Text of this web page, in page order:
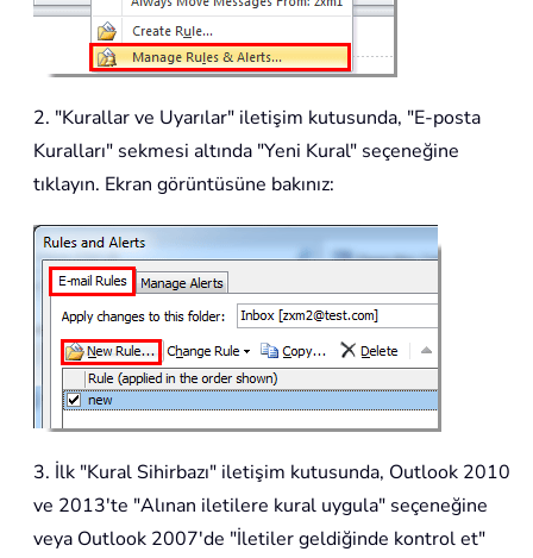
2. "Kurallar ve Uyarılar" iletişim kutusunda, "E-posta
Kuralları" sekmesi altında "Yeni Kural" seçeneğine
tıklayın. Ekran görüntüsüne bakınız:
3. İlk "Kural Sihirbazı" iletişim kutusunda, Outlook 2010
ve 2013'te "Alınan iletilere kural uygula" seçeneğine
veya Outlook 2007'de "İletiler geldiğinde kontrol et"